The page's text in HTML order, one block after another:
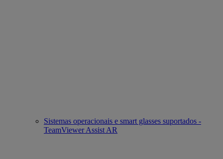
Sistemas operacionais e smart glasses suportados -
TeamViewer Assist AR